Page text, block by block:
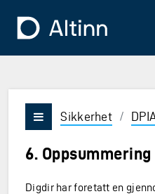
Vis/skjul meny
Sikkerhet /
6.
Digdir har foretatt en